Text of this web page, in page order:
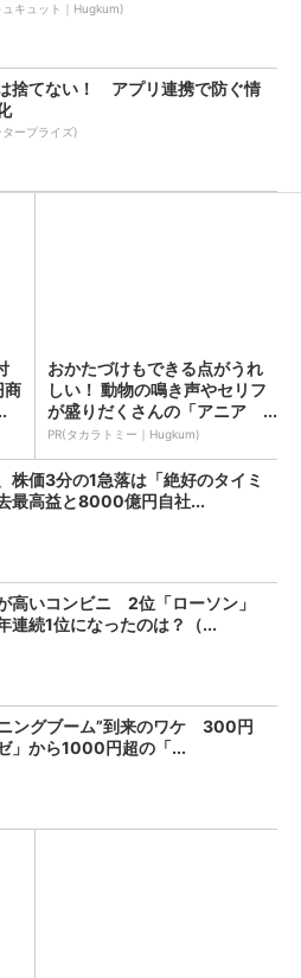
ュキュット｜Hugkum)
捨てない！ アプリ連携で防ぐ情
ープライズ)
商
おかたづけもできる点がうれ
しい！ 動物の鳴き声やセリフ
が盛りだくさんの「アニア ...
PR(タカラトミー｜Hugkum)
株価3分の1急落は「絶好のタイミ
最高益と8000億円自社...
高いコンビニ 2位「ローソン」
連続1位になったのは？（...
ングブーム”到来のワケ 300円
」から1000円超の「...